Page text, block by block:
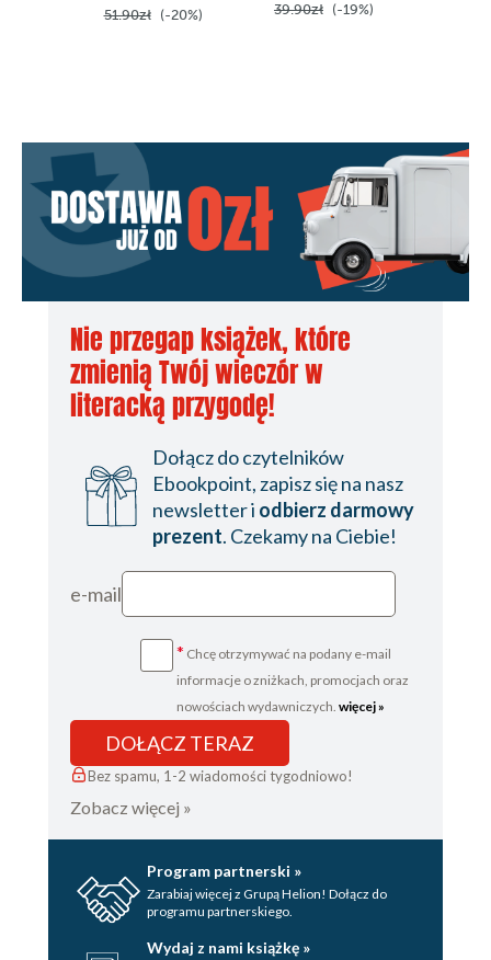
Rozdział 19
Rozdział 22
Rozdział 23
Rozdział 24
Rozdział 25
Rozdział 26
Rozdział 27
Rozdział 28
Rozdział 29
Rozdział 30
Rozdział 31
Rozdział 32
Rozdział 33
Rozdział 34
Rozdział 37
Rozdział 38
Rozdział 39
Rozdział 41
51.90zł (-20%) 39.90zł (-19%)
Nie przegap książek, które
zmienią Twój wieczór w
literacką przygodę!
Dołącz do czytelników
Ebookpoint, zapisz się na nasz
newsletter i odbierz darmowy
prezent. Czekamy na Ciebie!
e-mail
* Chcę otrzymywać na podany e-mail
informacje o zniżkach, promocjach oraz
nowościach wydawniczych. więcej »
DOŁĄCZ TERAZ
Bez spamu, 1-2 wiadomości tygodniowo!
Zobacz więcej »
Program partnerski »
Zarabiaj więcej z Grupą Helion! Dołącz do
programu partnerskiego.
Wydaj z nami książkę »